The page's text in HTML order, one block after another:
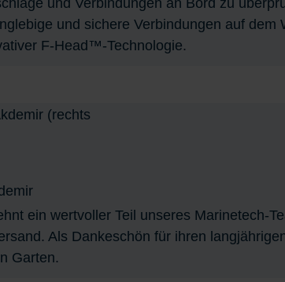
und Verbindungen an Bord zu
und sichere Verbindungen auf dem
F-Head™-Technologie.
ein wertvoller Teil unseres Marinetech-
Als Dankeschön für ihren
Garten.